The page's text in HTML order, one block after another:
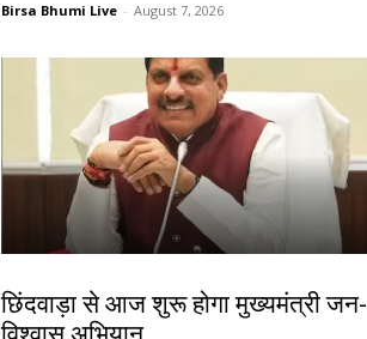
Birsa Bhumi Live - August 7, 2026
छिंदवाड़ा से आज शुरू होगा मुख्यमंत्री जन-